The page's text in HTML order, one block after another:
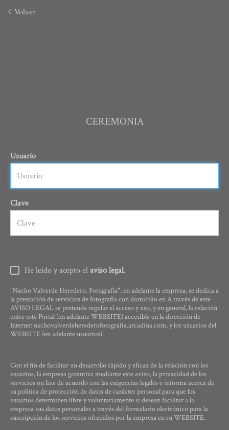
Volver
CEREMONIA
Usuario
Clave
He leído y acepto elaviso legal.
"Nacho Valverde Heredero. Fotografía", en adelante la empresa, se dedica a
la prestación de servicios de fotografía con domicilio en A través de este
AVISO LEGAL se pretende regular el acceso y uso, y en general, la relación
entre este Portal (en adelante WEBSITE) accesible en la dirección de
Internet nachovalverdeherederofotografia.arcadina.com, y los usuarios del
WEBSITE (en adelante usuarios).
Con el fin de facilitar un desarrollo rápido y eficaz de la relación con los
usuarios, la empresa garantiza mediante este aviso, la privacidad de los
servicios on line de acuerdo con las exigencias legales e informa acerca de
su política de protección de datos de carácter personal para que los
usuarios determinen libre y voluntariamente si desean facilitar a la
empresa sus datos personales a través del formulario electrónico para la
suscripción de los servicios ofrecidos por la empresa en su WEBSITE.